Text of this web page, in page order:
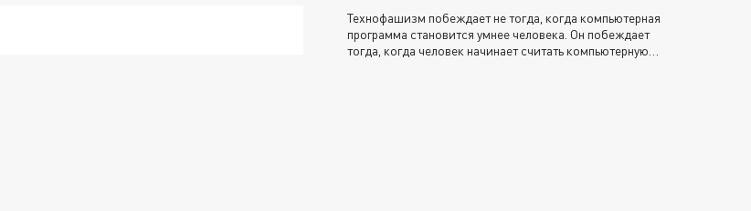
Технофашизм побеждает не тогда, когда компьютерная
программа становится умнее человека. Он побеждает
тогда, когда человек начинает считать компьютерную